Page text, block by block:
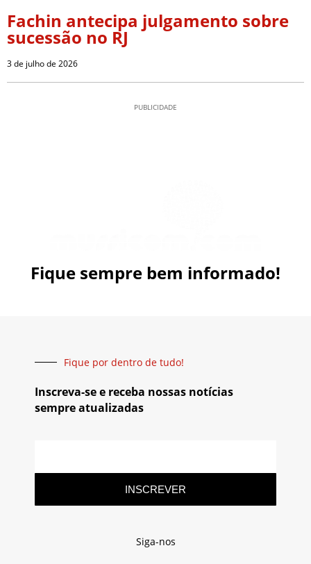
Fachin antecipa julgamento sobre
sucessão no RJ
3 de julho de 2026
PUBLICIDADE
Fique sempre bem informado!
Fique por dentro de tudo!
Inscreva-se e receba nossas notícias
sempre atualizadas
INSCREVER
Siga-nos